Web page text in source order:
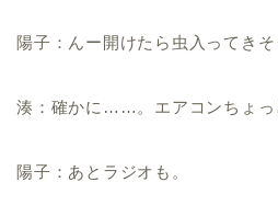
陽子：んー開けたら虫入ってきそ
湊：確かに……。エアコンちょっ
陽子：あとラジオも。